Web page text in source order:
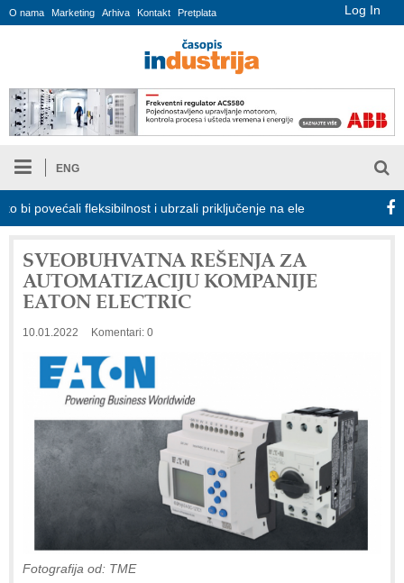
Log In
O nama Marketing Arhiva Kontakt Pretplata
ENG
fleksibilnost i ubrzali priključenje na elektroenergetsku mrežu
SVEOBUHVATNA REŠENJA ZA
AUTOMATIZACIJU KOMPANIJE
EATON ELECTRIC
10.01.2022 Komentari: 0
Fotografija od: TME